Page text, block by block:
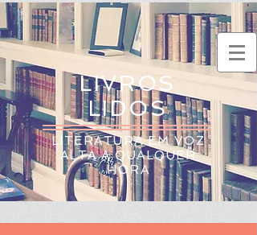
LIVROS
LIDOS
LITERATURA EM VOZ
ALTA A QUALQUER
HORA